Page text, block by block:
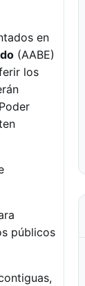
en
(AABE)
los
públicos